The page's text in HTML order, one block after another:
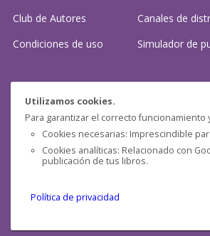
Utilizamos cookies.
Para garantizar el correcto
Cookies necesarias: Imprescindible
Cookies analíticas: Relacionado con
publicación de tus libros.
Política de privacidad
Club de Autores
Condiciones de uso
Canales de
Simulador de
¿Necesitas ayuda?
Preguntas frecuentes
Contacta con nosotros: (
Pensática Lda., Número de Identificação Fiscal